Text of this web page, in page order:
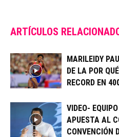
ARTÍCULOS
MARILEIDY
DE LA POR
RECORD EN
VIDEO-
APUESTA AL
CONVENCIÓN